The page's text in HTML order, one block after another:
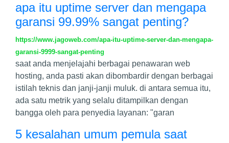
apa itu uptime server dan mengapa
garansi 99.99% sangat penting?
https://www.jagoweb.com/apa-itu-uptime-server-dan-mengapa-
garansi-9999-sangat-penting
saat anda menjelajahi berbagai penawaran web
hosting, anda pasti akan dibombardir dengan berbagai
istilah teknis dan janji-janji muluk. di antara semua itu,
ada satu metrik yang selalu ditampilkan dengan
bangga oleh para penyedia layanan: "garan
5 kesalahan umum pemula saat